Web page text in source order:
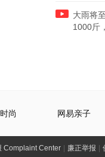
大雨将
1000斤
尚 网易亲子
Complaint Center 廉正举报